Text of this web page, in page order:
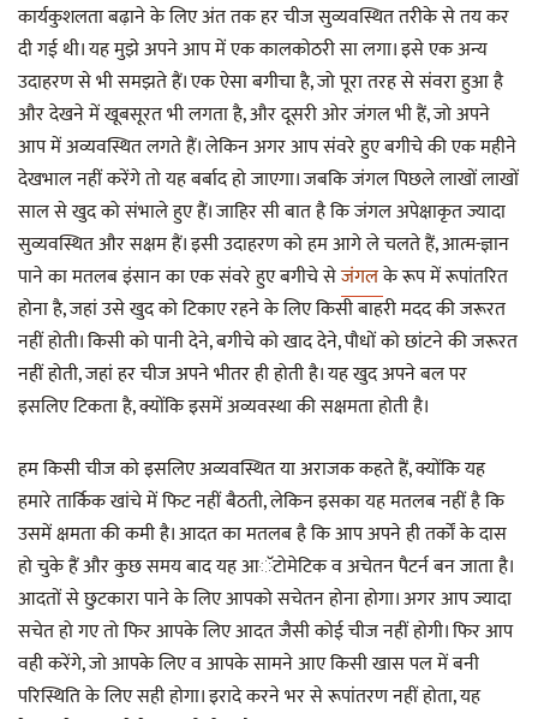
कार्यकुशलता बढ़ाने के लिए अंत तक हर चीज सुव्यवस्थित तरीके से तय कर
दी गई थी। यह मुझे अपने आप में एक कालकोठरी सा लगा। इसे एक अन्य
उदाहरण से भी समझते हैं। एक ऐसा बगीचा है, जो पूरा तरह से संवरा हुआ है
और देखने में खूबसूरत भी लगता है, और दूसरी ओर जंगल भी हैं, जो अपने
आप में अव्यवस्थित लगते हैं। लेकिन अगर आप संवरे हुए बगीचे की एक महीने
देखभाल नहीं करेंगे तो यह बर्बाद हो जाएगा। जबकि जंगल पिछले लाखों लाखों
साल से खुद को संभाले हुए हैं। जाहिर सी बात है कि जंगल अपेक्षाकृत ज्यादा
सुव्यवस्थित और सक्षम हैं। इसी उदाहरण को हम आगे ले चलते हैं, आत्म-ज्ञान
पाने का मतलब इंसान का एक संवरे हुए बगीचे सेजंगलके रूप में रूपांतरित
होना है, जहां उसे खुद को टिकाए रहने के लिए किसी बाहरी मदद की जरूरत
नहीं होती। किसी को पानी देने, बगीचे को खाद देने, पौधों को छांटने की जरूरत
नहीं होती, जहां हर चीज अपने भीतर ही होती है। यह खुद अपने बल पर
इसलिए टिकता है, क्योंकि इसमें अव्यवस्था की सक्षमता होती है।
हम किसी चीज को इसलिए अव्यवस्थित या अराजक कहते हैं, क्योंकि यह
हमारे तार्किक खांचे में फिट नहीं बैठती, लेकिन इसका यह मतलब नहीं है कि
उसमें क्षमता की कमी है। आदत का मतलब है कि आप अपने ही तर्कों के दास
हो चुके हैं और कुछ समय बाद यह आॅटोमेटिक व अचेतन पैटर्न बन जाता है।
आदतों से छुटकारा पाने के लिए आपको सचेतन होना होगा। अगर आप ज्यादा
सचेत हो गए तो फिर आपके लिए आदत जैसी कोई चीज नहीं होगी। फिर आप
वही करेंगे, जो आपके लिए व आपके सामने आए किसी खास पल में बनी
परिस्थिति के लिए सही होगा। इरादे करने भर से रूपांतरण नहीं होता, यह